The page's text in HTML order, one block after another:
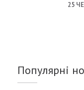
25
Популярні